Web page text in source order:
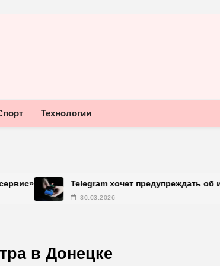
Технологии
Telegram хочет предупреждать об
30.03.2026
в Донецке